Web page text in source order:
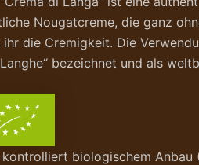
Nougatcreme, die ganz
die Cremigkeit. Die
bezeichnet und als
kontrolliert biologischem Anbau